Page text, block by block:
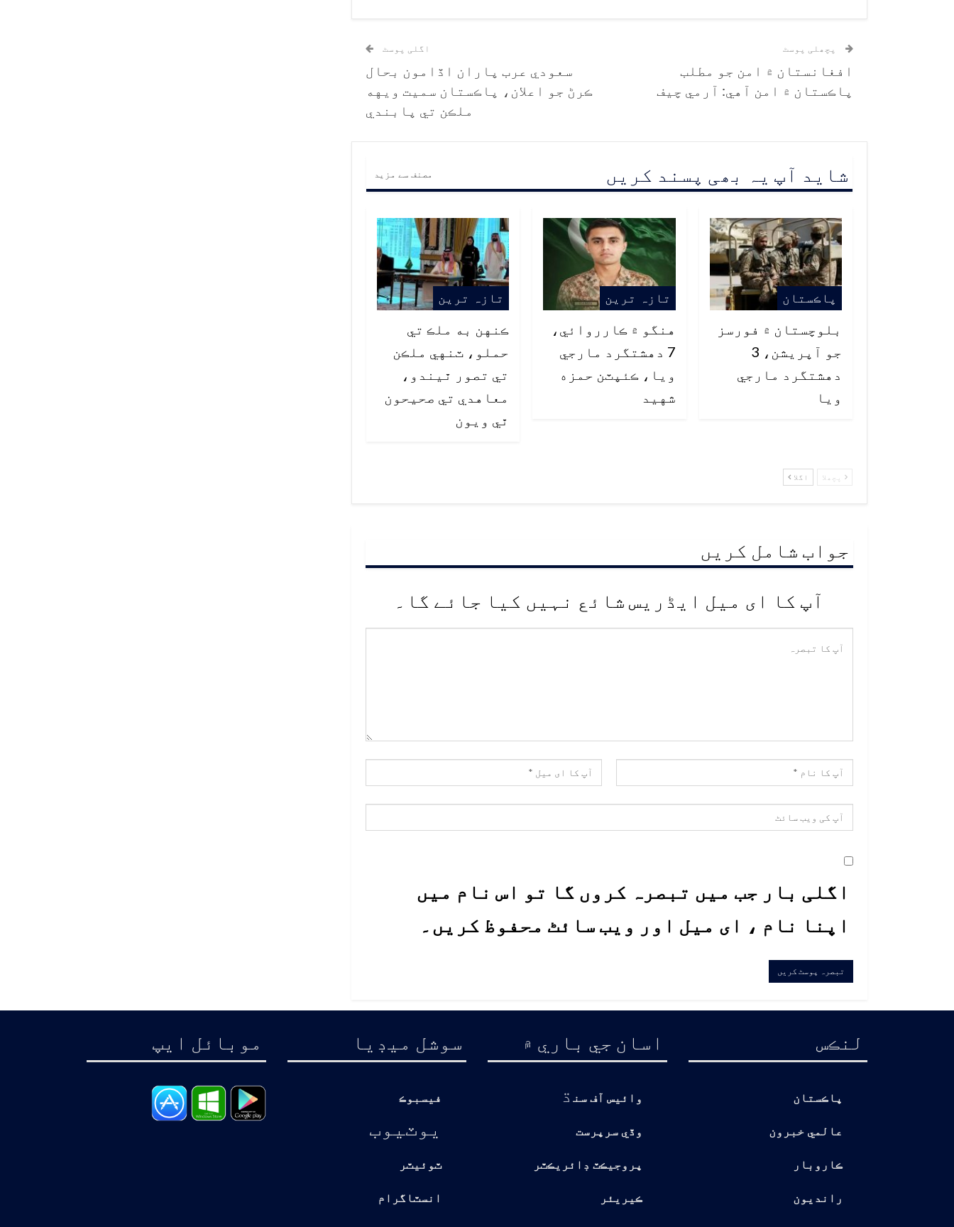
پچھلی پوسٹ
افغانستان ۾ امن جو مطلب
پاڪستان ۾ امن آهي: آرمي چيف
اگلی پوسٹ
سعودي عرب پاران اڏامون بحال
ڪرڻ جو اعلان، پاڪستان سميت ويهه
ملڪن تي پابندي
شاید آپ یہ بھی پسند کریں مصنف سے مزید
پاڪستان
بلوچستان ۾ فورسز
جو آپريشن، 3
دهشتگرد مارجي
ويا
تازہ ترین
هنگو ۾ ڪارروائي،
7 دهشتگرد مارجي
ويا، ڪئپٽن حمزه
شهيد
تازہ ترین
ڪنهن به ملڪ تي
حملو، ٽنهي ملڪن
تي تصور ٿيندو،
معاهدي تي صحيحون
ٿي ويون
پچھلا اگلا
جواب شامل کریں
آپ کا ای میل ایڈریس شائع نہیں کیا جائے گا۔
اگلی بار جب میں تبصرہ کروں گا تو اس نام میں
اپنا نام ، ای میل اور ویب سائٹ محفوظ کریں۔
لنڪس
پاڪستان
عالمي خبرون
ڪاروبار
رانديون
اسان جي باري ۾
وائيس آف سن ڌ
وڏي سرپرست
پروجيڪٽ ڊائريڪٽر
ڪيريئر
سوشل ميڊيا
فيسبوڪ
يوٽيوب
ٽوئيٽر
انسٽاگرام
موبائل ايپ